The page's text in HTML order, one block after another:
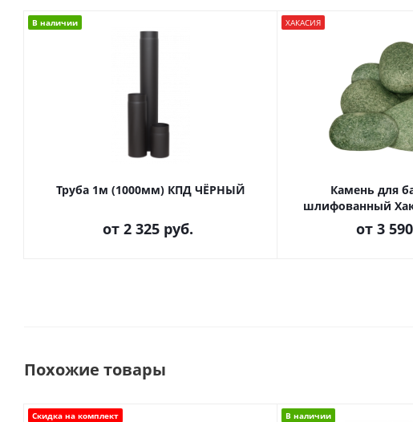
В наличии
Труба 1м (1000мм) КПД ЧЁРНЫЙ
от 2 325 руб.
ХАКАСИЯ
Камень для
шлифованный
от 3
Похожие товары
Скидка на комплект В наличии